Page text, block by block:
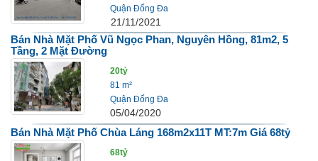
Quận Đống Đa
21/11/2021
Bán Nhà Mặt Phố Vũ Ngọc Phan, Nguyên Hồng, 81m2, 5
Tầng, 2 Mặt Đường
20tỷ
81 m²
Quận Đống Đa
05/04/2020
Bán Nhà Mặt Phố Chùa Láng 168m2x11T MT:7m Giá 68tỷ
68tỷ